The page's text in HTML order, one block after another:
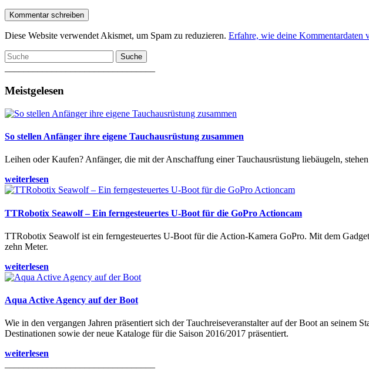
Diese Website verwendet Akismet, um Spam zu reduzieren. Erfahre, wie deine Kommentardaten
Suche
Meistgelesen
So stellen Anfänger ihre eigene Tauchausrüstung zusammen
Leihen oder Kaufen? Anfänger, die mit der Anschaffung einer Tauchausrüstung liebäugeln,
weiterlesen
TTRobotix Seawolf – Ein ferngesteuertes U-Boot für die GoPro Actioncam
TTRobotix Seawolf ist ein ferngesteuertes U-Boot für die Action-Kamera GoPro. Mit dem
zehn Meter.
weiterlesen
Aqua Active Agency auf der Boot
Wie in den vergangen Jahren präsentiert sich der Tauchreiseveranstalter auf der Boot an
Destinationen sowie der neue Kataloge für die Saison 2016/2017 präsentiert.
weiterlesen